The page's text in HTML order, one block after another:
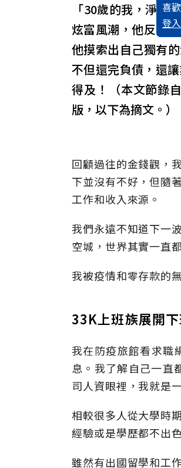
喜
登入
「30歲的我，淨資
炫富風潮，他反其
他摸索出自己獨有
不但還完負債，還
得及！（本文節錄
版，以下為摘文。）
回顧過往的金錢觀，
下並沒有不好，但隨
工作和收入來源。
我們永遠不知道下一
空城，世界其實一直
我被疫情和零存款的
33K上班族展開
我在防疫旅館看求職
息。我了解自己一直
司人資眼裡，我就是
相較很多人從大學時
經驗或是學歷都不出
雖然有出國留學和工